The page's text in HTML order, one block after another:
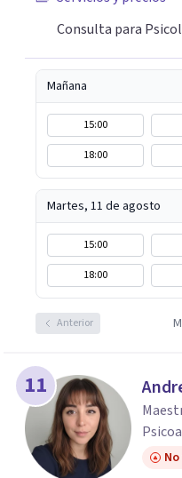
Consulta para
Mañana
15:00
18:00
Martes, 11 de agosto
15:00
18:00
Anterior
11